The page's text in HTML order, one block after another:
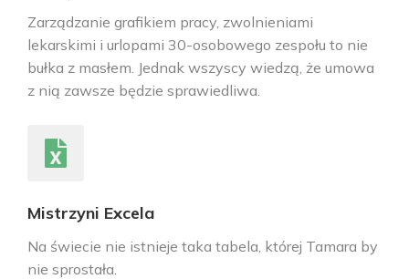
Zarządzanie grafikiem pracy, zwolnieniami
lekarskimi i urlopami 30-osobowego zespołu to nie
bułka z masłem. Jednak wszyscy wiedzą, że umowa
z nią zawsze będzie sprawiedliwa.
Mistrzyni Excela
Na świecie nie istnieje taka tabela, której Tamara by
nie sprostała.